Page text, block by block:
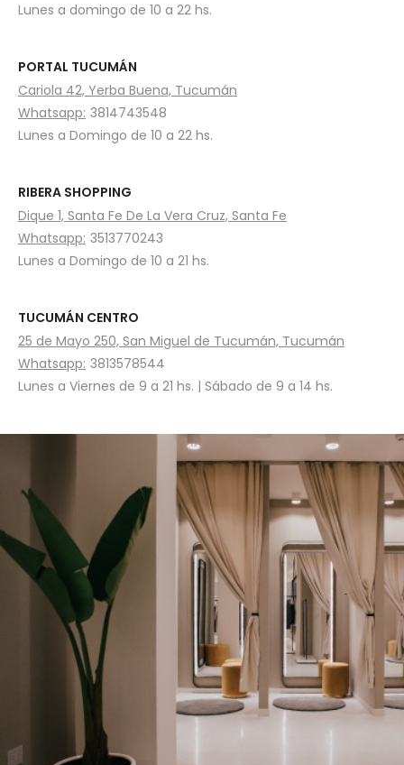
Lunes a domingo de 10 a 22 hs.
PORTAL TUCUMÁN
Cariola 42, Yerba Buena, Tucumán
Whatsapp: 3814743548
Lunes a Domingo de 10 a 22 hs.
RIBERA SHOPPING
Dique 1, Santa Fe De La Vera Cruz, Santa Fe
Whatsapp: 3513770243
Lunes a Domingo de 10 a 21 hs.
TUCUMÁN CENTRO
25 de Mayo 250, San Miguel de Tucumán, Tucumán
Whatsapp: 3813578544
Lunes a Viernes de 9 a 21 hs. | Sábado de 9 a 14 hs.